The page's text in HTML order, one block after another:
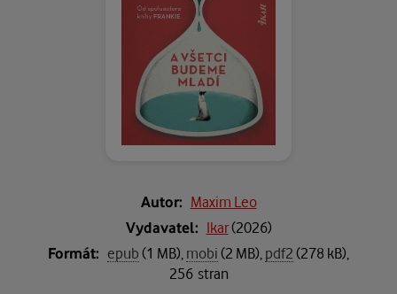
Autor: Maxim Leo
Vydavatel: Ikar(2026)
Formát: epub(1 MB), mobi(2 MB), pdf2(278 kB),
256 stran